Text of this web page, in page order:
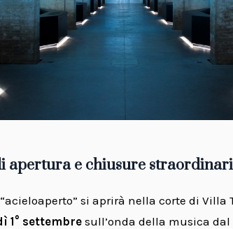
apertura e chiusure
si aprirà nella corte di Villa
1° settembresull’onda della musica dal